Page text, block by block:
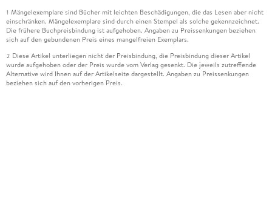
1 Mängelexemplare sind Bücher mit leichten Beschädigungen, die das Lesen aber nicht
einschränken. Mängelexemplare sind durch einen Stempel als solche gekennzeichnet.
Die frühere Buchpreisbindung ist aufgehoben. Angaben zu Preissenkungen beziehen
sich auf den gebundenen Preis eines mangelfreien Exemplars.
2 Diese Artikel unterliegen nicht der Preisbindung, die Preisbindung dieser Artikel
wurde aufgehoben oder der Preis wurde vom Verlag gesenkt. Die jeweils zutreffende
Alternative wird Ihnen auf der Artikelseite dargestellt. Angaben zu Preissenkungen
beziehen sich auf den vorherigen Preis.